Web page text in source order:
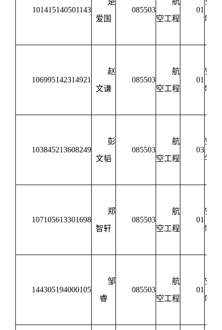
101415140501143
爱国
085503
空工程
01
制
106995142314921
赵
文谦
085503
航
空工程
01
空
制
103845213608249
彭
文韬
085503
航
空工程
03
空
学
107105613301698
郑
智轩
085503
航
空工程
01
空
制
144305194000105
邹
睿
085503
航
空工程
01
空
制